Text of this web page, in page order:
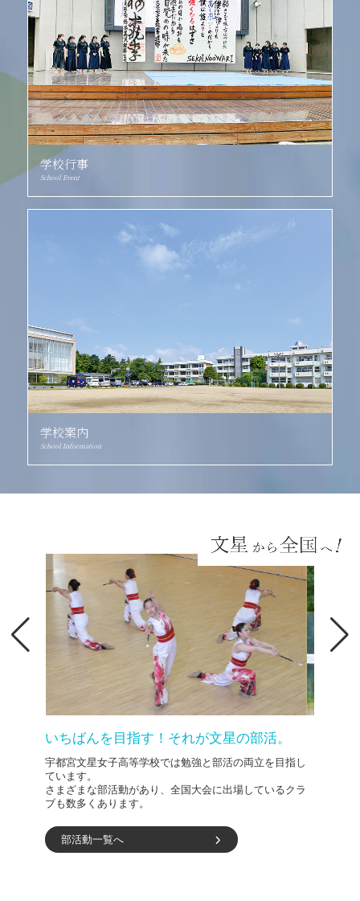
学校行事
School Event
学校案内
School Information
ソフトテニス部
全国高校総体 25回出場
いちばんを目指す！それが文星の部活。
宇都宮文星女子高等学校では勉強と部活の両立を目指し
ています。
さまざまな部活動があり、全国大会に出場しているクラ
ブも数多くあります。
部活動一覧へ